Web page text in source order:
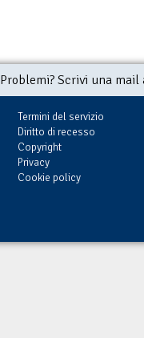
Problemi? Scrivi una
Termini del servizio
Diritto di recesso
Copyright
Privacy
Cookie policy